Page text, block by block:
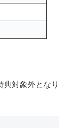
対象外となり